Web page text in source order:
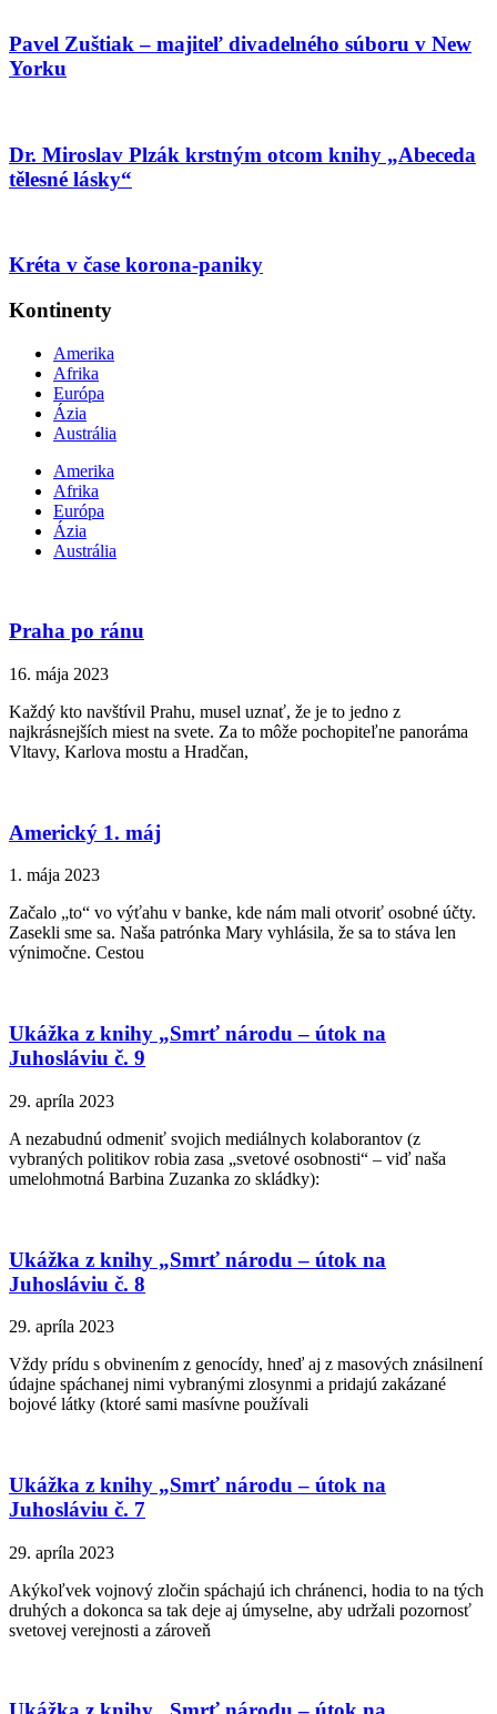
Pavel Zuštiak – majiteľ divadelného súboru v New
Yorku
Dr. Miroslav Plzák krstným otcom knihy „Abeceda
tělesné lásky“
Kréta v čase korona-paniky
Kontinenty
Amerika
Afrika
Európa
Ázia
Austrália
Amerika
Afrika
Európa
Ázia
Austrália
Praha po ránu
16. mája 2023
Každý kto navštívil Prahu, musel uznať, že je to jedno z
najkrásnejších miest na svete. Za to môže pochopiteľne panoráma
Vltavy, Karlova mostu a Hradčan,
Americký 1. máj
1. mája 2023
Začalo „to“ vo výťahu v banke, kde nám mali otvoriť osobné účty.
Zasekli sme sa. Naša patrónka Mary vyhlásila, že sa to stáva len
výnimočne. Cestou
Ukážka z knihy „Smrť národu – útok na
Juhosláviu č. 9
29. apríla 2023
A nezabudnú odmeniť svojich mediálnych kolaborantov (z
vybraných politikov robia zasa „svetové osobnosti“ – viď naša
umelohmotná Barbina Zuzanka zo skládky):
Ukážka z knihy „Smrť národu – útok na
Juhosláviu č. 8
29. apríla 2023
Vždy prídu s obvinením z genocídy, hneď aj z masových znásilnení
údajne spáchanej nimi vybranými zlosynmi a pridajú zakázané
bojové látky (ktoré sami masívne používali
Ukážka z knihy „Smrť národu – útok na
Juhosláviu č. 7
29. apríla 2023
Akýkoľvek vojnový zločin spáchajú ich chránenci, hodia to na tých
druhých a dokonca sa tak deje aj úmyselne, aby udržali pozornosť
svetovej verejnosti a zároveň